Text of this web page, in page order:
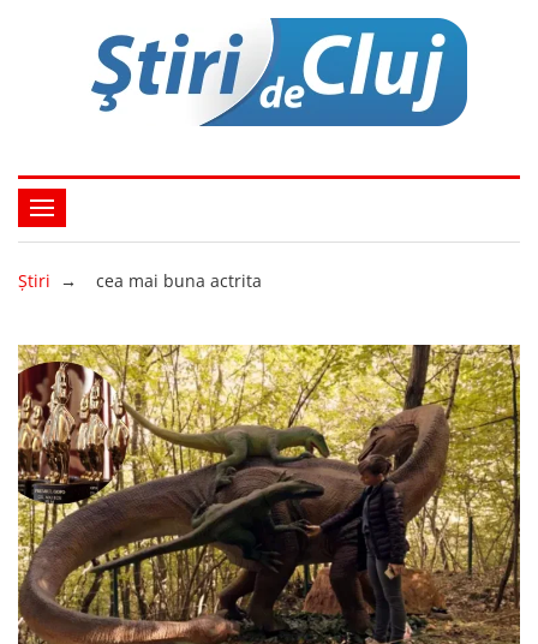
Ştiri → cea mai buna actrita